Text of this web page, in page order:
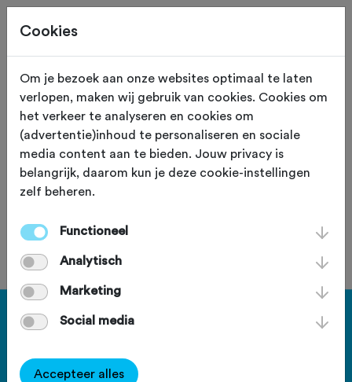
122,2 KM Roosendaal (Noord Brabant)
Heen en weer
Je bent geen lid van deze club.
Haal meer uit Fietssport en ga
Bekijk de voordelen
Cookies
Om je bezoek aan onze websites optimaal te laten
verlopen, maken wij gebruik van cookies. Cookies om
het verkeer te analyseren en cookies om
(advertentie)inhoud te personaliseren en sociale
media content aan te bieden. Jouw privacy is
belangrijk, daarom kun je deze cookie-instellingen
zelf beheren.
Functioneel
Analytisch
Marketing
Social media
Accepteer alles